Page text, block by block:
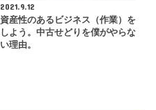
2021.9.12
資産性のあるビジネス（作業）を
しよう。中古せどりを僕がやらな
い理由。